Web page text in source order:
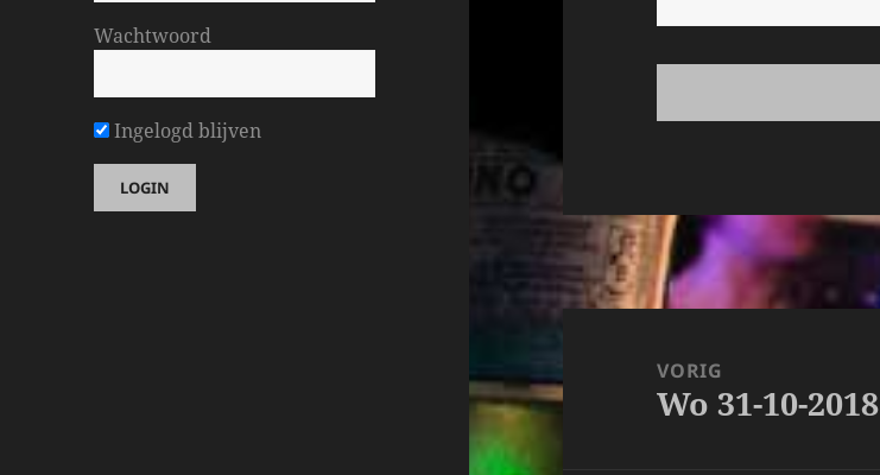
Wachtwoord
Ingelogd blijven
navigatieVORIG
Vorig
Wo 31-10-2018